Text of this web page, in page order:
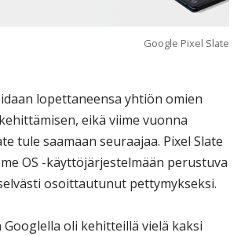
Google Pixel Slate
lopettaneensa yhtiön omien
eikä viime vuonna
tule saamaan seuraajaa. Pixel Slate
OS -käyttöjärjestelmään perustuva
osoittautunut pettymykseksi.
oli kehitteillä vielä kaksi